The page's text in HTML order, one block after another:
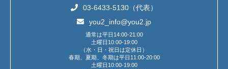
03-6433-5130（代表）
you2_info@you2.jp
通常は平日14:00-21:00
土曜日10:00-19:00
（水・日・祝日は定休日）
春期、夏期、冬期は平日11:00-20:00
土曜日10:00-19:00